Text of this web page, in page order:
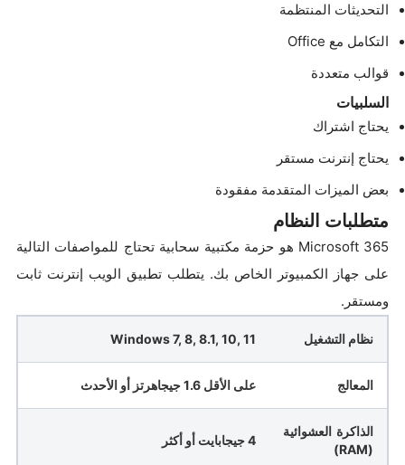
التحديثات المنتظمة
التكامل مع Office
قوالب متعددة
السلبيات
يحتاج اشتراك
يحتاج إنترنت مستقر
بعض الميزات المتقدمة مفقودة
متطلبات النظام
Microsoft 365 هو حزمة مكتبية سحابية تحتاج للمواصفات التالية
على جهاز الكمبيوتر الخاص بك. يتطلب تطبيق الويب إنترنت ثابت
ومستقر.
نظام التشغيل Windows 7, 8, 8.1, 10, 11
المعالج على الأقل 1.6 جيجاهرتز أو الأحدث
الذاكرة العشوائية
(RAM)
4 جيجابايت أو أكثر